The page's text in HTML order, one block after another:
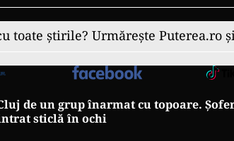
toate știrile? Urmărește Puterea.ro
de un grup înarmat cu topoare.
sticlă în ochi